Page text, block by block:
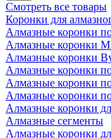
Смотреть все товары
Коронки для
Алмазные коронки
Алмазные коронки
Алмазные коронки
Алмазные коронки
Алмазные коронки
Алмазные коронки
Алмазные коронки
Алмазные сегменты
Алмазные коронки